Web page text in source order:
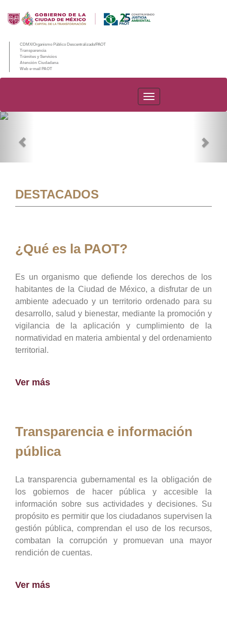
CDMX/Organismo Público Descentralizado/PAOT
Transparencia
Trámites y Servicios
Atención Ciudadana
Web e-mail PAOT
PAOT
DESTACADOS
¿Qué es la PAOT?
Es un organismo que defiende los derechos de los
habitantes de la Ciudad de México, a disfrutar de un
ambiente adecuado y un territorio ordenado para su
desarrollo, salud y bienestar, mediante la promoción y
vigilancia de la aplicación y cumplimiento de la
normatividad en materia ambiental y del ordenamiento
territorial.
Ver más
Transparencia e información
pública
La transparencia gubernamental es la obligación de
los gobiernos de hacer pública y accesible la
información sobre sus actividades y decisiones. Su
propósito es permitir que los ciudadanos supervisen la
gestión pública, comprendan el uso de los recursos,
combatan la corrupción y promuevan una mayor
rendición de cuentas.
Ver más